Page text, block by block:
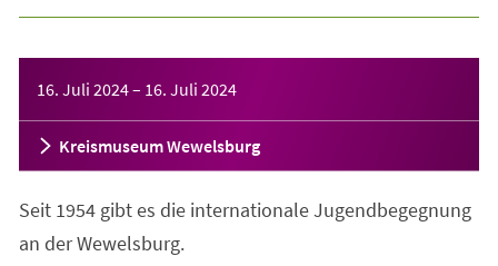
16. Juli 2024– 16. Juli 2024
Kreismuseum Wewelsburg
Seit 1954 gibt es die internationale Jugendbegegnung
an der Wewelsburg.